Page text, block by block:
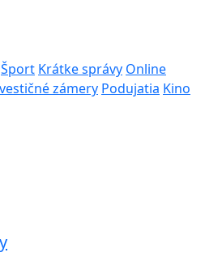
Šport Krátke správy Online
zámery Podujatia Kino